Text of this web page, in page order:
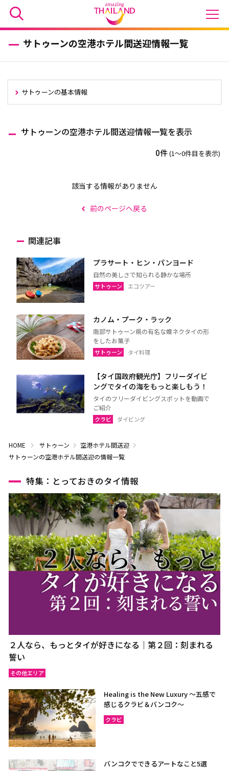
サトゥーンの空港ホテル間送迎情報一覧
サトゥーンの基本情報
サトゥーンの空港ホテル間送迎情報一覧を表示
0件(1〜0件目を表示)
該当する情報がありません
前のページへ戻る
関連記事
プラサート・ヒン・パンヨード
自然の美しさで知られる静かな場所
サトゥーン エコツアー
カノム・プーク・ラック
南部サトゥーン県の有名な蝶ネクタイの形
をしたお菓子
サトゥーン タイ料理
【タイ国政府観光庁】フリーダイビ
ングでタイの海をもっと楽しもう！
タイのフリーダイビングスポットを動画で
ご紹介
クラビ ダイビング
HOME サトゥーン
空港ホテル間送迎
サトゥーンの空港ホテル間送迎の情報一覧
特集：とっておきのタイ情報
２人なら、もっとタイが好きになる｜第２回：刻まれる
誓い
その他エリア
Healing is the New Luxury ～五感で
感じるクラビ＆バンコク～
クラビ
バンコクでできるアートなこと5選